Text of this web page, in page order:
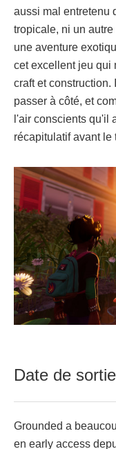
aussi mal entretenu
tropicale, ni un
une aventure
cet excellent jeu qui
craft et construction.
passer à côté, et
l'air conscients qu'il
récapitulatif avant le
Date de
Grounded a
en early access